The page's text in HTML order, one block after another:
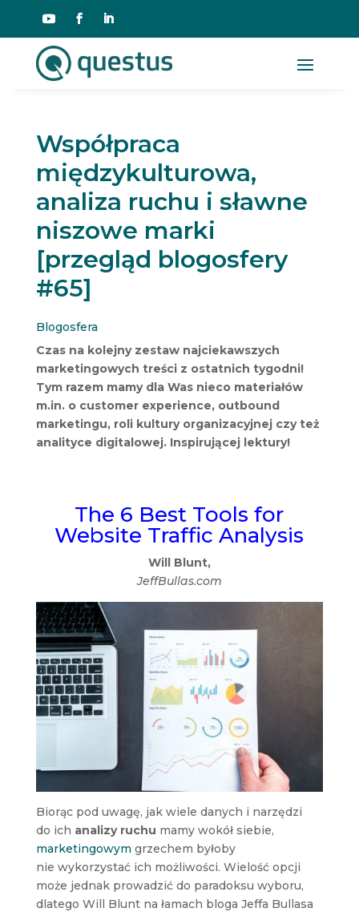
Współpraca
międzykulturowa,
analiza ruchu i sławne
niszowe marki
[przegląd blogosfery
#65]
Blogosfera
Czas na kolejny zestaw najciekawszych
marketingowych treści z ostatnich tygodni!
Tym razem mamy dla Was nieco materiałów
m.in. o customer experience, outbound
marketingu, roli kultury organizacyjnej czy też
analityce digitalowej. Inspirującej lektury!
The 6 Best Tools for
Website Traffic Analysis
Will Blunt,
JeffBullas.com
Biorąc pod uwagę, jak wiele danych i narzędzi
do ich analizy ruchu mamy wokół siebie,
marketingowym grzechem byłoby
nie wykorzystać ich możliwości. Wielość opcji
może jednak prowadzić do paradoksu wyboru,
dlatego Will Blunt na łamach bloga Jeffa Bullasa